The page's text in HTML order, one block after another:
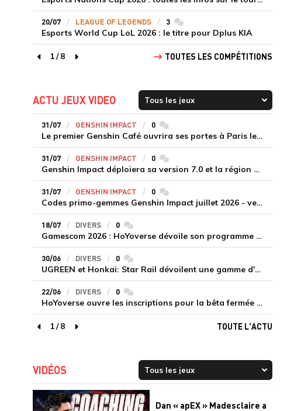
20/07 LEAGUE OF LEGENDS 3commentaires
Esports World Cup LoL 2026 : le titre pour Dplus KIA
page précédente
1/8
page suivante
TOUTES LES COMPÉTITIONS
ACTU JEUX VIDEO
31/07 GENSHIN IMPACT 0commentaires
Le premier Genshin Café ouvrira ses portes à Paris le 14 août
31/07 GENSHIN IMPACT 0commentaires
Genshin Impact déploiera sa version 7.0 et la région de Snezhnaya le 12 août
31/07 GENSHIN IMPACT 0commentaires
Codes primo-gemmes Genshin Impact juillet 2026 - version 7.0
18/07 DIVERS 0commentaires
Gamescom 2026 : HoYoverse dévoile son programme et présente deux nouveaux jeux inédits
30/06 DIVERS 0commentaires
UGREEN et Honkai: Star Rail dévoilent une gamme d'accessoires de recharge en édition limitée
22/06 DIVERS 0commentaires
HoYoverse ouvre les inscriptions pour la bêta fermée de Honkai : Nexus Anima
page précédente
1/8
page suivante
TOUTE L'ACTU
VIDÉOS
Dan « apEX » Madesclaire a